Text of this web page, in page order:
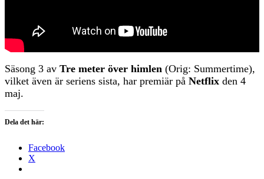
Säsong 3 av Tre meter över himlen (Orig: Summertime),
vilket även är seriens sista, har premiär på Netflix den 4
maj.
Dela det här:
Facebook
X